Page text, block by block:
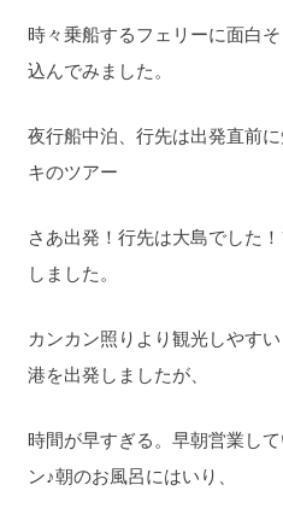
時々乗船するフェリーに面白
込んでみました。
夜行船中泊、行先は出発直前
キのツアー
さあ出発！行先は大島でした
しました。
カンカン照りより観光しやす
港を出発しましたが、
時間が早すぎる。早朝営業し
ン♪朝のお風呂にはいり、